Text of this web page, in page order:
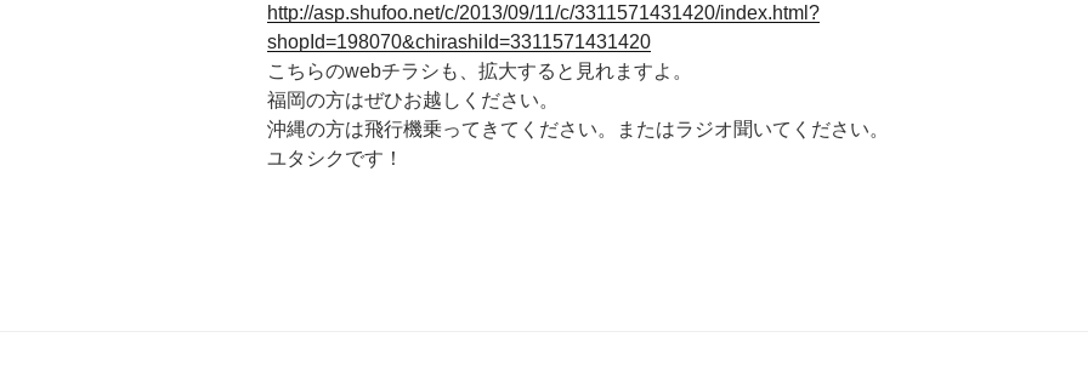
http://asp.shufoo.net/c/2013/09/11/c/3311571431420/index.html?
shopId=198070&chirashiId=3311571431420
こちらのwebチラシも、拡大すると見れますよ。
福岡の方はぜひお越しください。
沖縄の方は飛行機乗ってきてください。またはラジオ聞いてください。
ユタシクです！